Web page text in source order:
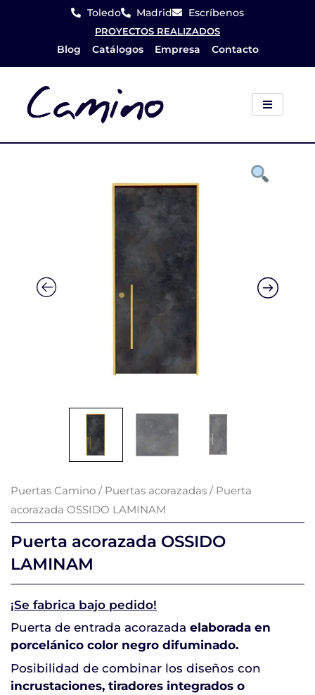
Toledo Madrid Escríbenos
PROYECTOS REALIZADOS
Blog Catálogos Empresa Contacto
Puertas Camino / Puertas acorazadas / Puerta
acorazada OSSIDO LAMINAM
Puerta acorazada OSSIDO
LAMINAM
¡Se fabrica bajo pedido!
Puerta de entrada acorazada elaborada en
porcelánico color negro difuminado.
Posibilidad de combinar los diseños con
incrustaciones, tiradores integrados o